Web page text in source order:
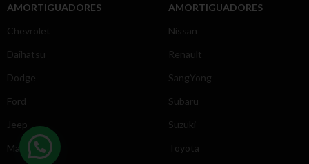
AMORTIGUADORES
Chevrolet
Daihatsu
Dodge
Ford
Jeep
Mazda
AMORTIGUADORES
Nissan
Renault
SangYong
Subaru
Suzuki
Toyota